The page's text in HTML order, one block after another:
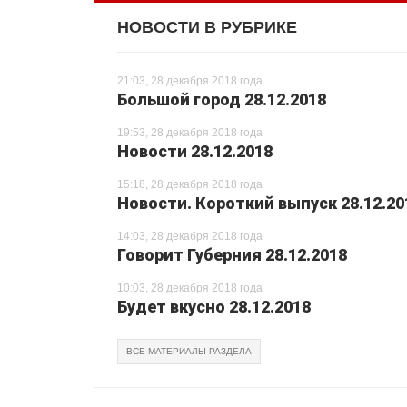
НОВОСТИ В РУБРИКЕ
21:03, 28 декабря 2018 года
Большой город 28.12.2018
19:53, 28 декабря 2018 года
Новости 28.12.2018
15:18, 28 декабря 2018 года
Новости. Короткий выпуск
14:03, 28 декабря 2018 года
Говорит Губерния 28.12.2018
10:03, 28 декабря 2018 года
Будет вкусно 28.12.2018
ВСЕ МАТЕРИАЛЫ РАЗДЕЛА